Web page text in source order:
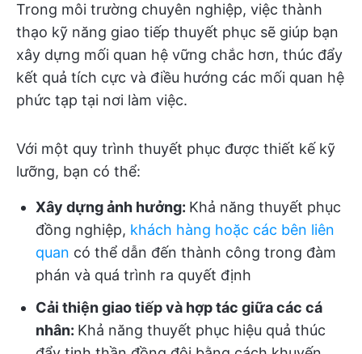
Trong môi trường chuyên nghiệp, việc thành
thạo kỹ năng giao tiếp thuyết phục sẽ giúp bạn
xây dựng mối quan hệ vững chắc hơn, thúc đẩy
kết quả tích cực và điều hướng các mối quan hệ
phức tạp tại nơi làm việc.
Với một quy trình thuyết phục được thiết kế kỹ
lưỡng, bạn có thể:
Xây dựng ảnh hưởng: Khả năng thuyết phục
đồng nghiệp, khách hàng hoặc các bên liên
quan có thể dẫn đến thành công trong đàm
phán và quá trình ra quyết định
Cải thiện giao tiếp và hợp tác giữa các cá
nhân: Khả năng thuyết phục hiệu quả thúc